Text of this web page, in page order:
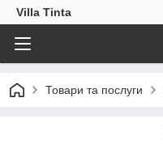
Villa Tinta
Товари та послуги